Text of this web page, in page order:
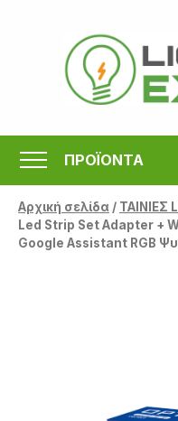
περιεχόμενο
ΠΡΟΪΟΝΤΑ
Αρχική σελίδα/ ΤΑΙΝΙΕΣ
Led Strip Set Adapter +
Google Assistant RGB